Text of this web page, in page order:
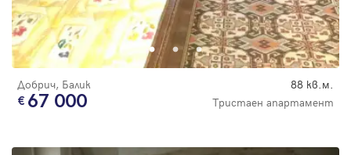
Добрич, Балик 88 кв.м.
67 000 Тристаен апартамент